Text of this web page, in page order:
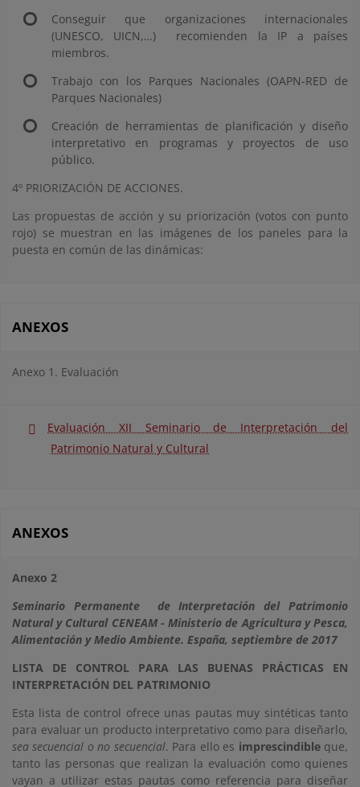
Conseguir que organizaciones internacionales
(UNESCO, UICN,…) recomienden la IP a países
miembros.
Trabajo con los Parques Nacionales (OAPN-RED de
Parques Nacionales)
Creación de herramientas de planificación y diseño
interpretativo en programas y proyectos de uso
público.
4º PRIORIZACIÓN DE ACCIONES.
Las propuestas de acción y su priorización (votos con punto
rojo) se muestran en las imágenes de los paneles para la
puesta en común de las dinámicas:
ANEXOS
Anexo 1. Evaluación
Evaluación XII Seminario de Interpretación del
Patrimonio Natural y Cultural
ANEXOS
Anexo 2
Seminario Permanente de Interpretación del Patrimonio
Natural y Cultural CENEAM - Ministerio de Agricultura y Pesca,
Alimentación y Medio Ambiente. España, septiembre de 2017
LISTA DE CONTROL PARA LAS BUENAS PRÁCTICAS EN
INTERPRETACIÓN DEL PATRIMONIO
Esta lista de control ofrece unas pautas muy sintéticas tanto
para evaluar un producto interpretativo como para diseñarlo,
sea secuencial o no secuencial. Para ello es imprescindibleque,
tanto las personas que realizan la evaluación como quienes
vayan a utilizar estas pautas como referencia para diseñar